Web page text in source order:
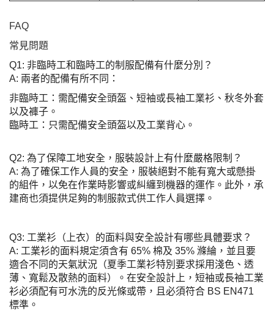
FAQ
常見問題
Q1: 非臨時工和臨時工的制服配備有什麼分別？
A: 兩者的配備有所不同：
非臨時工：需配備安全頭盔、短袖或長袖工業衫、秋冬外套
以及褲子。
臨時工：只需配備安全頭盔以及工業背心。
Q2: 為了保障工地安全，服裝設計上有什麼嚴格限制？
A: 為了確保工作人員的安全，服裝絕對不能有寬大或懸掛
的組件，以免在作業時影響或糾纏到機器的運作。此外，承
建商也須提供足夠的制服款式供工作人員選擇。
Q3: 工業衫（上衣）的面料與安全設計有哪些具體要求？
A: 工業衫的面料規定須含有 65% 棉及 35% 滌綸，並且要
適合不同的天氣狀況（夏季工業衫特別要求採用淺色、透
薄、寬鬆及散熱的面料）。在安全設計上，短袖或長袖工業
衫必須配有可水洗的反光條或帶，且必須符合 BS EN471
標準。